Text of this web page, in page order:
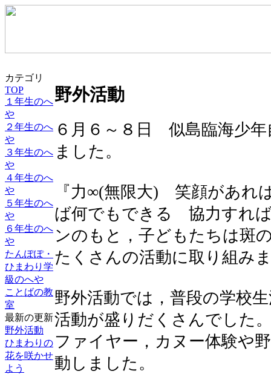
カテゴリ
TOP
１年生のへ
や
２年生のへ
や
３年生のへ
や
４年生のへ
や
５年生のへ
や
６年生のへ
や
たんぽぽ・
ひまわり学
級のへや
ことばの教
室
最新の更新
野外活動
ひまわりの
花を咲かせ
よう
野外活動
６月６～８日 似島臨海少
ました。
『力∞(無限大) 笑顔があ
ば何でもできる 協力すれ
ンのもと，子どもたちは斑
たくさんの活動に取り組み
野外活動では，普段の学校
活動が盛りだくさんでした
ファイヤー，カヌー体験や
動しました。